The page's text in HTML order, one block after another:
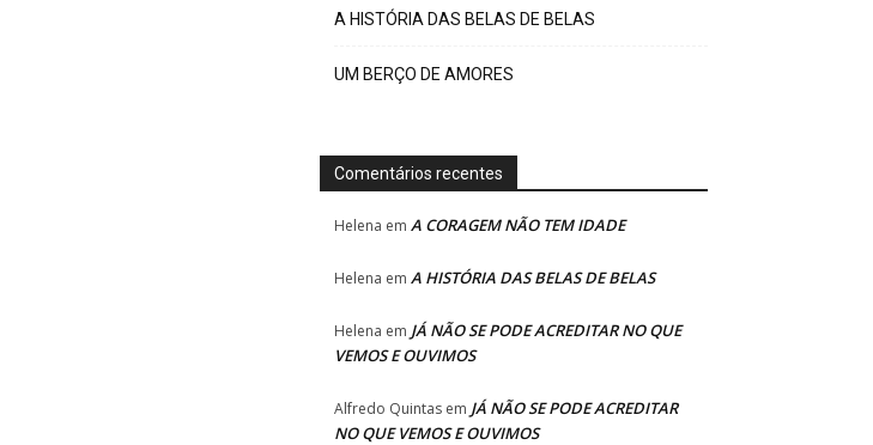
A HISTÓRIA DAS BELAS DE BELAS
UM BERÇO DE AMORES
Comentários recentes
Helena em A CORAGEM NÃO TEM IDADE
Helena em A HISTÓRIA DAS BELAS DE BELAS
Helena em JÁ NÃO SE PODE ACREDITAR NO QUE
VEMOS E OUVIMOS
Alfredo Quintas em JÁ NÃO SE PODE ACREDITAR
NO QUE VEMOS E OUVIMOS